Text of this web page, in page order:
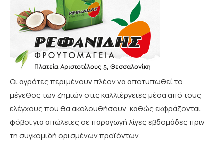
Οι αγρότες περιμένουν πλέον να αποτυπωθεί το
μέγεθος των ζημιών στις καλλιέργειες μέσα από τους
ελέγχους που θα ακολουθήσουν, καθώς εκφράζονται
φόβοι για απώλειες σε παραγωγή λίγες εβδομάδες πριν
τη συγκομιδή ορισμένων προϊόντων.